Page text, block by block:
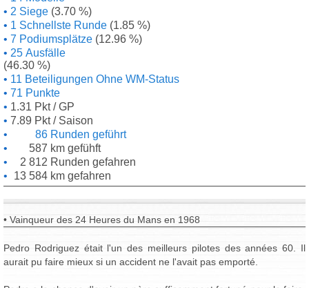
2 Siege (3.70 %)
1 Schnellste Runde (1.85 %)
7 Podiumsplätze (12.96 %)
25 Ausfälle
(46.30 %)
11 Beteiligungen Ohne WM-Status
71 Punkte
1.31 Pkt / GP
7.89 Pkt / Saison
86 Runden geführt
587 km gefühft
2 812 Runden gefahren
13 584 km gefahren
• Vainqueur des 24 Heures du Mans en 1968
Pedro Rodriguez était l'un des meilleurs pilotes des années 60. Il
aurait pu faire mieux si un accident ne l'avait pas emporté.